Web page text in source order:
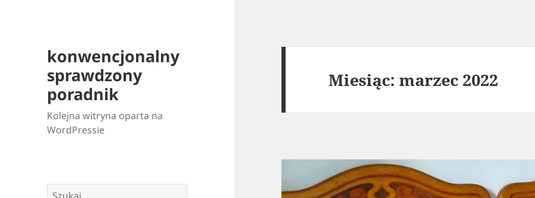
konwencjonalny
sprawdzony
poradnik
Kolejna witryna oparta na
WordPressie
Szukaj:
Miesiąc:marzec 2022